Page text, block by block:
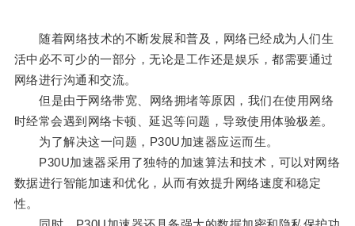
随着网络技术的不断发展和普及，网络已经成为人们生
活中必不可少的一部分，无论是工作还是娱乐，都需要通过
网络进行沟通和交流。
但是由于网络带宽、网络拥堵等原因，我们在使用网络
时经常会遇到网络卡顿、延迟等问题，导致使用体验极差。
为了解决这一问题，P30U加速器应运而生。
P30U加速器采用了独特的加速算法和技术，可以对网络
数据进行智能加速和优化，从而有效提升网络速度和稳定
性。